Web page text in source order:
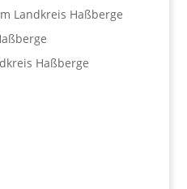
Landkreis Haßberge
Haßberge